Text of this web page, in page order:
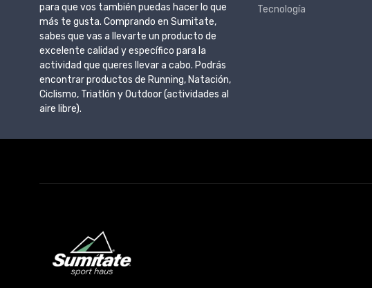
para que vos también puedas hacer lo que
más te gusta. Comprando en Sumitate,
sabes que vas a llevarte un producto de
excelente calidad y específico para la
actividad que queres llevar a cabo. Podrás
encontrar productos de Running, Natación,
Ciclismo, Triatlón y Outdoor (actividades al
aire libre).
Tecnología